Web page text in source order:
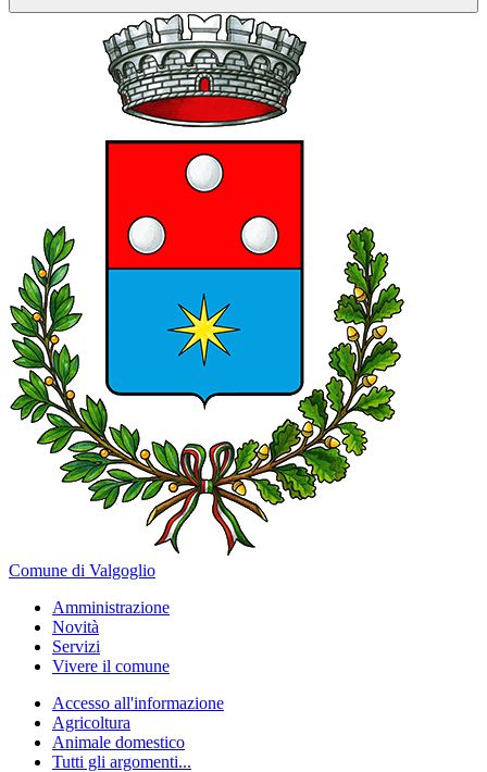
Comune di Valgoglio
Amministrazione
Novità
Servizi
Vivere il comune
Accesso all'informazione
Agricoltura
Animale domestico
Tutti gli argomenti...